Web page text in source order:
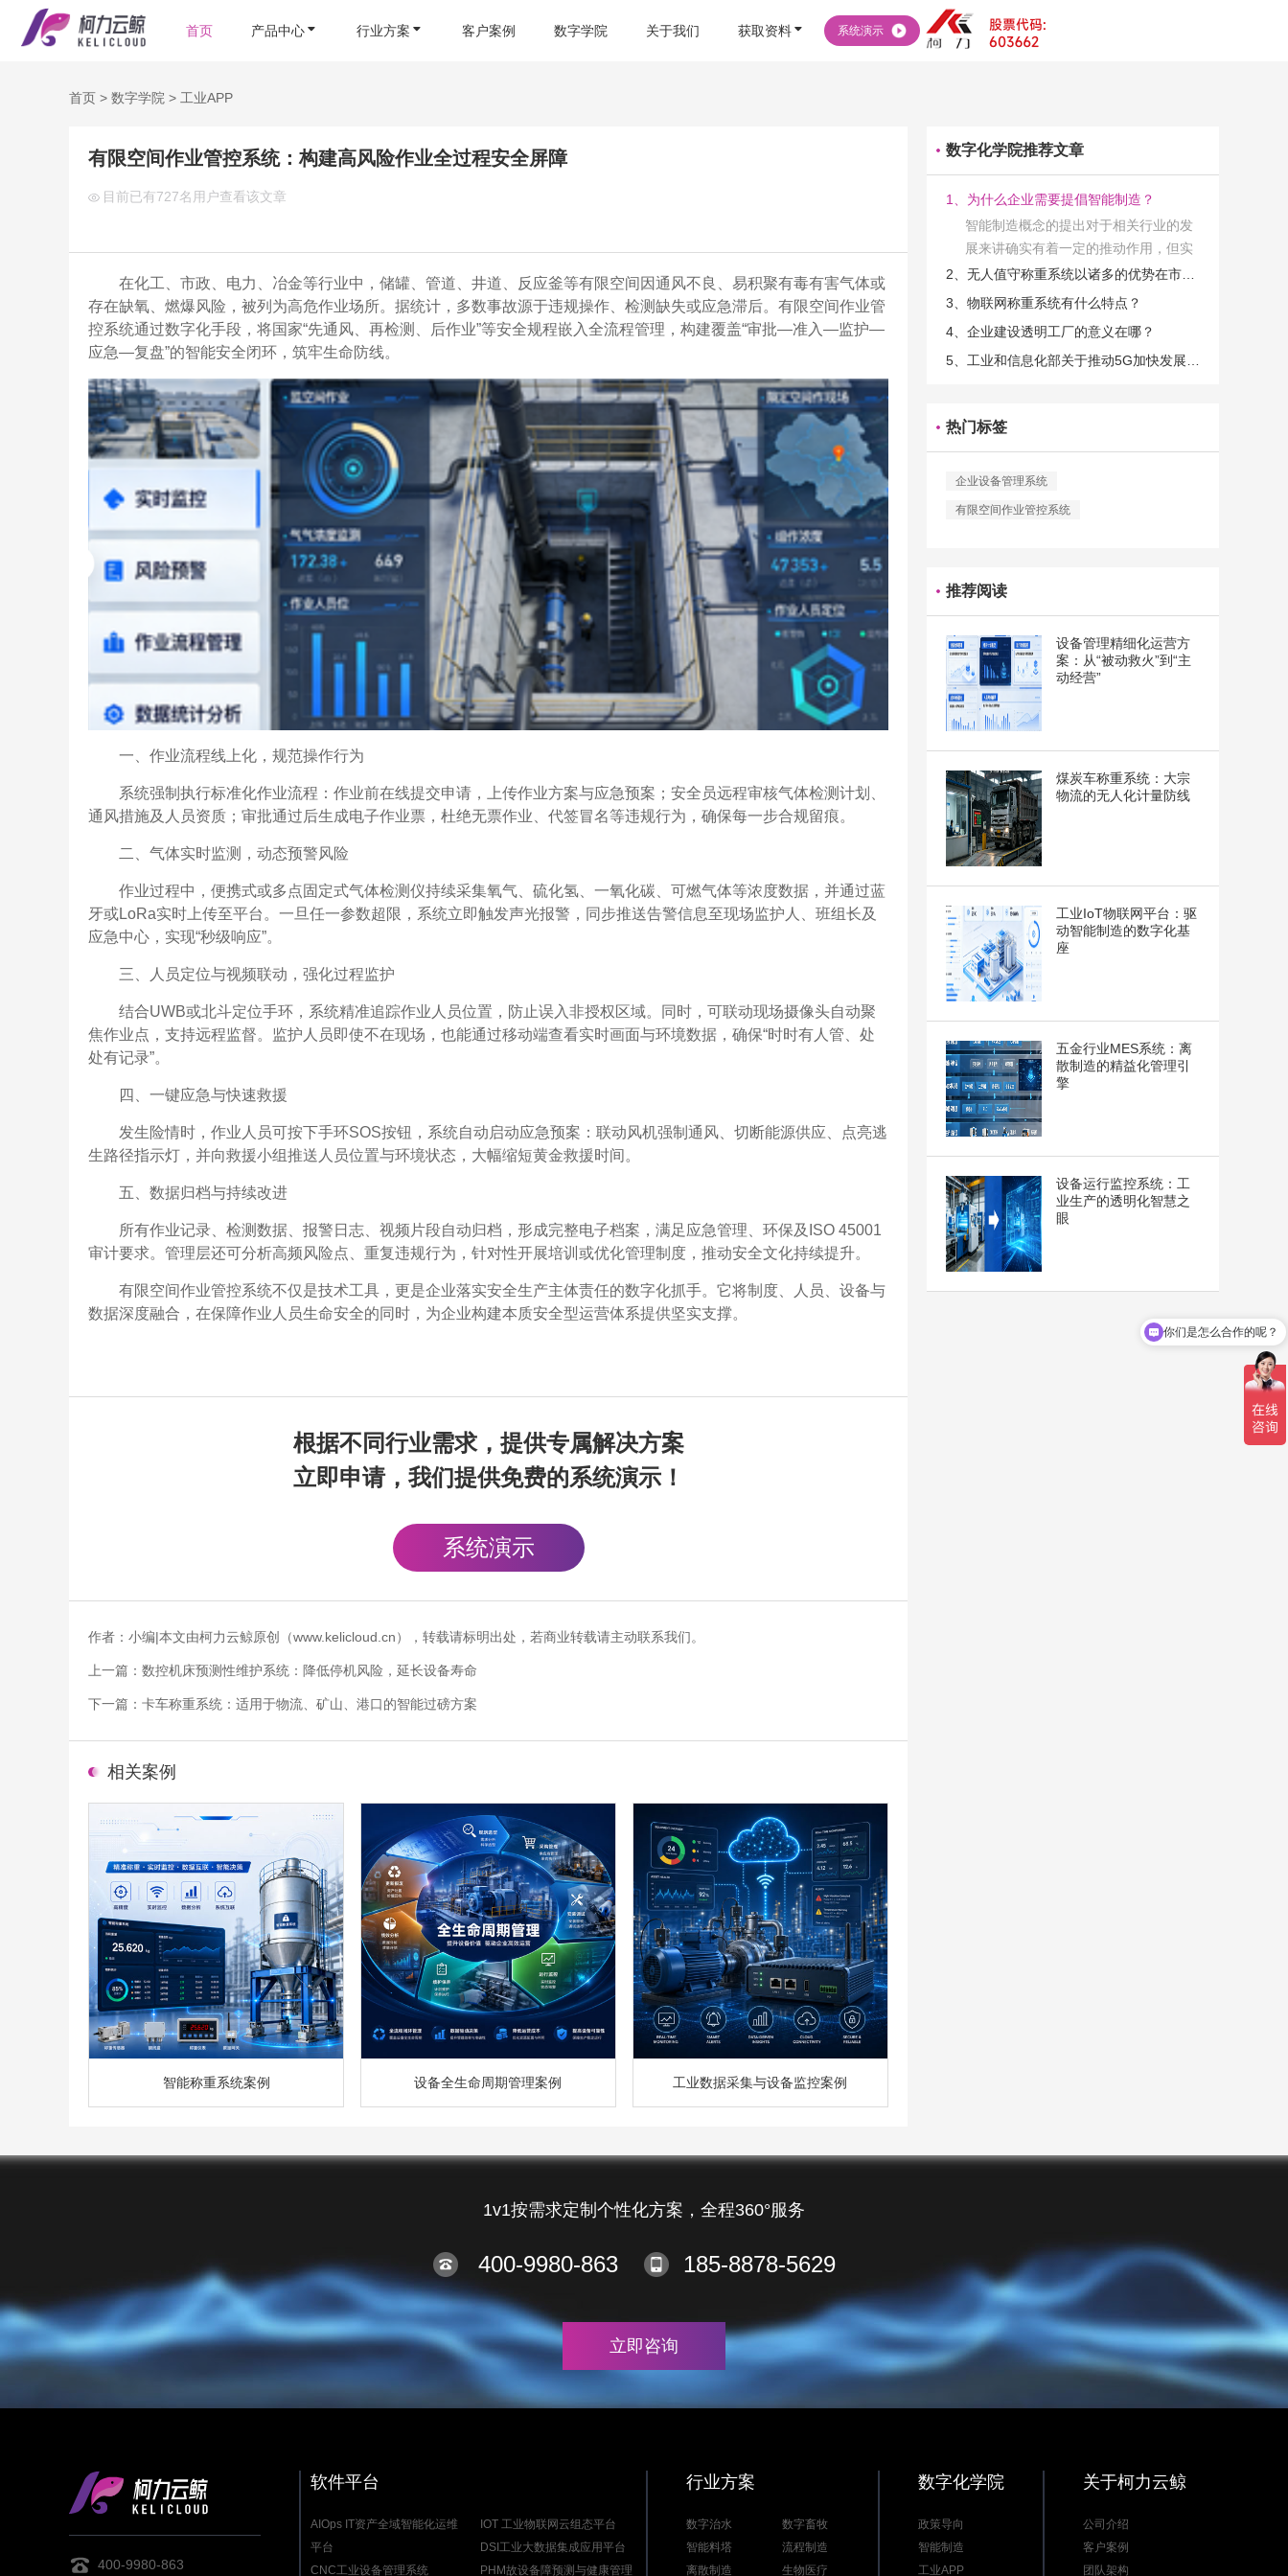
首页 产品中心 行业方案 客户案例 数字学院 关于我们 获取资料 系统演示
首页 > 数字学院 > 工业APP
有限空间作业管控系统：构建高风险作业全过程安全屏障
目前已有727名用户查看该文章
在化工、市政、电力、冶金等行业中，储罐、管道、井道、反应釜等有限空间因通风不良、易积聚有毒有害气体或
存在缺氧、燃爆风险，被列为高危作业场所。据统计，多数事故源于违规操作、检测缺失或应急滞后。有限空间作业管
控系统通过数字化手段，将国家“先通风、再检测、后作业”等安全规程嵌入全流程管理，构建覆盖“审批—准入—监护—
应急—复盘”的智能安全闭环，筑牢生命防线。
一、作业流程线上化，规范操作行为
系统强制执行标准化作业流程：作业前在线提交申请，上传作业方案与应急预案；安全员远程审核气体检测计划、
通风措施及人员资质；审批通过后生成电子作业票，杜绝无票作业、代签冒名等违规行为，确保每一步合规留痕。
二、气体实时监测，动态预警风险
作业过程中，便携式或多点固定式气体检测仪持续采集氧气、硫化氢、一氧化碳、可燃气体等浓度数据，并通过蓝
牙或LoRa实时上传至平台。一旦任一参数超限，系统立即触发声光报警，同步推送告警信息至现场监护人、班组长及
应急中心，实现“秒级响应”。
三、人员定位与视频联动，强化过程监护
结合UWB或北斗定位手环，系统精准追踪作业人员位置，防止误入非授权区域。同时，可联动现场摄像头自动聚
焦作业点，支持远程监督。监护人员即使不在现场，也能通过移动端查看实时画面与环境数据，确保“时时有人管、处
处有记录”。
四、一键应急与快速救援
发生险情时，作业人员可按下手环SOS按钮，系统自动启动应急预案：联动风机强制通风、切断能源供应、点亮逃
生路径指示灯，并向救援小组推送人员位置与环境状态，大幅缩短黄金救援时间。
五、数据归档与持续改进
所有作业记录、检测数据、报警日志、视频片段自动归档，形成完整电子档案，满足应急管理、环保及ISO 45001
审计要求。管理层还可分析高频风险点、重复违规行为，针对性开展培训或优化管理制度，推动安全文化持续提升。
有限空间作业管控系统不仅是技术工具，更是企业落实安全生产主体责任的数字化抓手。它将制度、人员、设备与
数据深度融合，在保障作业人员生命安全的同时，为企业构建本质安全型运营体系提供坚实支撑。
根据不同行业需求，提供专属解决方案
立即申请，我们提供免费的系统演示！
系统演示
作者：小编|本文由柯力云鲸原创（www.kelicloud.cn），转载请标明出处，若商业转载请主动联系我们。
上一篇： 数控机床预测性维护系统：降低停机风险，延长设备寿命
下一篇： 卡车称重系统：适用于物流、矿山、港口的智能过磅方案
相关案例
智能称重系统案例 设备全生命周期管理案例 工业数据采集与设备监控案例
数字化学院推荐文章
1、为什么企业需要提倡智能制造？
智能制造概念的提出对于相关行业的发
展来讲确实有着一定的推动作用，但实
际上在工业发展的过程当中，能够推动
相关产业发展的具体结束是非常的多
3、物联网称重系统有什么特点？
4、企业建设透明工厂的意义在哪？
热门标签
企业设备管理系统
有限空间作业管控系统
推荐阅读
设备管理精细化运营方
案：从“被动救火”到“主
动经营”
煤炭车称重系统：大宗
物流的无人化计量防线
工业IoT物联网平台：驱
动智能制造的数字化基
座
五金行业MES系统：离
散制造的精益化管理引
擎
设备运行监控系统：工
业生产的透明化智慧之
眼
1v1按需求定制个性化方案，全程360°服务
400-9980-863 185-8878-5629
立即咨询
400-9980-863
软件平台
IOT 工业物联网云组态平台
AIOps IT资产全域智能化运维
平台
DSI工业大数据集成应用平台
CNC工业设备管理系统
PHM故设备障预测与健康管理
行业方案
数字治水
数字畜牧
智能料塔
流程制造
离散制造
生物医疗
数字化学院
政策导向
智能制造
工业APP
关于柯力云鲸
公司介绍
客户案例
团队架构
你们联系电话是多少
你们是怎么合作的呢？